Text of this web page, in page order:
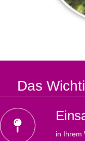
Das
in Ihrem